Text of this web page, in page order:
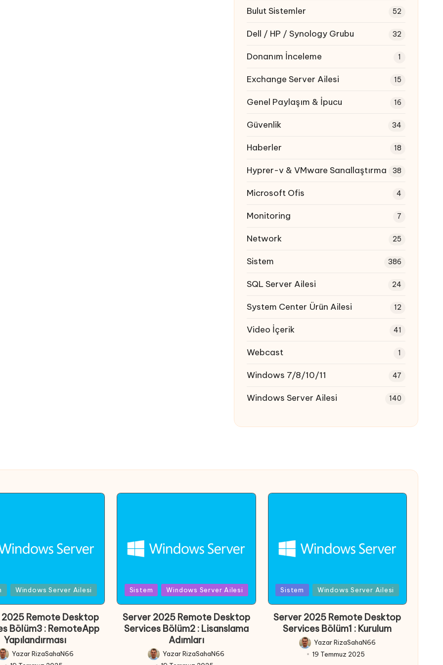
Bulut Sistemler 52
Dell / HP / Synology Grubu 32
Donanım İnceleme 1
Exchange Server Ailesi 15
Genel Paylaşım & İpucu 16
Güvenlik 34
Haberler 18
Hyprer-v & VMware Sanallaştırma 38
Microsoft Ofis 4
Monitoring 7
Network 25
Sistem 386
SQL Server Ailesi 24
System Center Ürün Ailesi 12
Video İçerik 41
Webcast 1
Windows 7/8/10/11 47
Windows Server Ailesi 140
Windows Server Ailesi
2025 Remote Desktop
Bölüm3 : RemoteApp
Yapılandırması
YazarRizaSahaN66
Posted
Sistem Windows Server Ailesi
Server 2025 Remote Desktop
Services Bölüm2 : Lisanslama
Adımları
Posted
YazarRizaSahaN66
Posted
Sistem Windows Server Ailesi
Server 2025 Remote Desktop
Services Bölüm1 : Kurulum
Posted
YazarRizaSahaN66
19 Temmuz 2025